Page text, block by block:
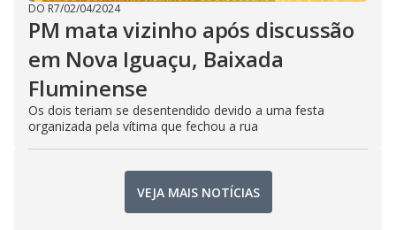
DO R7/02/04/2024
PM mata vizinho após discussão
em Nova Iguaçu, Baixada
Fluminense
Os dois teriam se desentendido devido a uma festa
organizada pela vítima que fechou a rua
VEJA MAIS NOTÍCIAS